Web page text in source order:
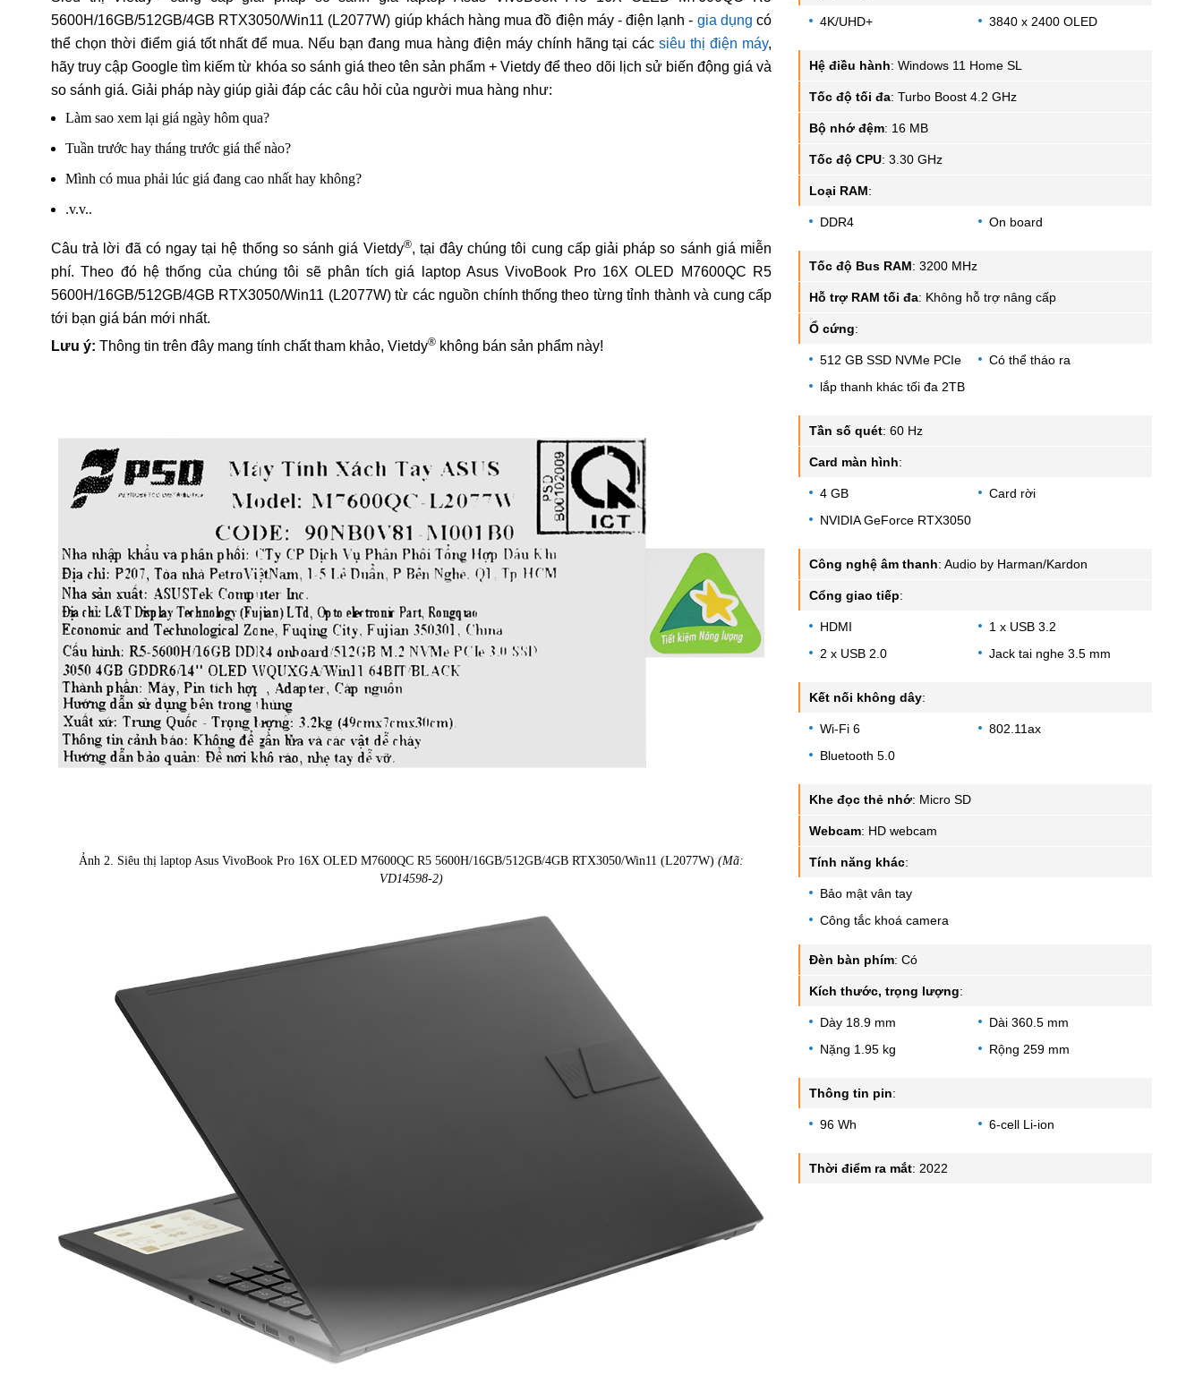
5600H/16GB/512GB/4GB RTX3050/Win11 (L2077W) giúp khách hàng mua đồ điện máy - điện lạnh - gia dụng có
thể chọn thời điểm giá tốt nhất để mua. Nếu bạn đang mua hàng điện máy chính hãng tại cácsiêu thị điện máy,
hãy truy cập Google tìm kiếm từ khóa so sánh giá theo tên sản phẩm + Vietdy để theo dõi lịch sử biến động giá và
so sánh giá. Giải pháp này giúp giải đáp các câu hỏi của người mua hàng như:
Làm sao xem lại giá ngày hôm qua?
Tuần trước hay tháng trước giá thế nào?
Mình có mua phải lúc giá đang cao nhất hay không?
.v.v..
Câu trả lời đã có ngay tại hệ thống so sánh giá Vietdy®, tại đây chúng tôi cung cấp giải pháp so sánh giá miễn
phí. Theo đó hệ thống của chúng tôi sẽ phân tích giá laptop Asus VivoBook Pro 16X OLED M7600QC R5
5600H/16GB/512GB/4GB RTX3050/Win11 (L2077W) từ các nguồn chính thống theo từng tỉnh thành và cung cấp
tới bạn giá bán mới nhất.
Lưu ý: Thông tin trên đây mang tính chất tham khảo, Vietdy® không bán sản phẩm này!
Ảnh 2. Siêu thị laptop Asus VivoBook Pro 16X OLED M7600QC R5 5600H/16GB/512GB/4GB RTX3050/Win11 (L2077W) (Mã:
VD14598-2)
4K/UHD+ 3840 x 2400 OLED
Hệ điều hành: Windows 11 Home SL
Tốc độ tối đa: Turbo Boost 4.2 GHz
Bộ nhớ đệm: 16 MB
Tốc độ CPU: 3.30 GHz
Loại RAM:
DDR4 On board
Tốc độ Bus RAM: 3200 MHz
Hỗ trợ RAM tối đa: Không hỗ trợ nâng cấp
Ổ cứng:
512 GB SSD NVMe PCIe
Có thể tháo ra
lắp thanh khác tối đa 2TB
Tần số quét: 60 Hz
Card màn hình:
4 GB
Card rời
NVIDIA GeForce RTX3050
Công nghệ âm thanh: Audio by Harman/Kardon
Cổng giao tiếp:
HDMI
1 x USB 3.2
2 x USB 2.0
Jack tai nghe 3.5 mm
Kết nối không dây:
Wi-Fi 6
802.11ax
Bluetooth 5.0
Khe đọc thẻ nhớ: Micro SD
Webcam: HD webcam
Tính năng khác:
Bảo mật vân tay
Công tắc khoá camera
Đèn bàn phím: Có
Kích thước, trọng lượng:
Dày 18.9 mm
Dài 360.5 mm
Nặng 1.95 kg
Rộng 259 mm
Thông tin pin:
96 Wh 6-cell Li-ion
Thời điểm ra mắt: 2022